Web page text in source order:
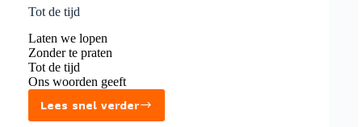
Tot de tijd
Laten we lopen
Zonder te praten
Tot de tijd
Ons woorden geeft
Lees snel verder
Tot